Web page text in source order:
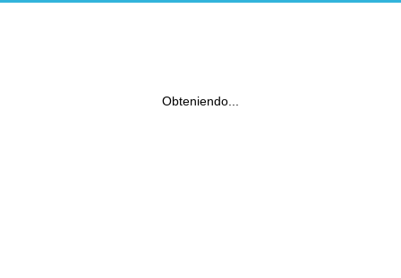
Obteniendo...